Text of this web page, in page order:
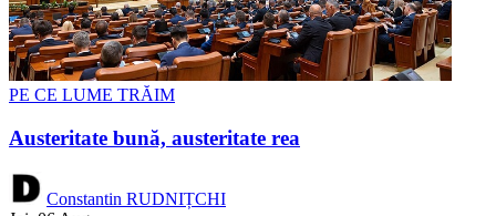
PE CE LUME TRĂIM
Austeritate bună, austeritate rea
Constantin RUDNIȚCHI